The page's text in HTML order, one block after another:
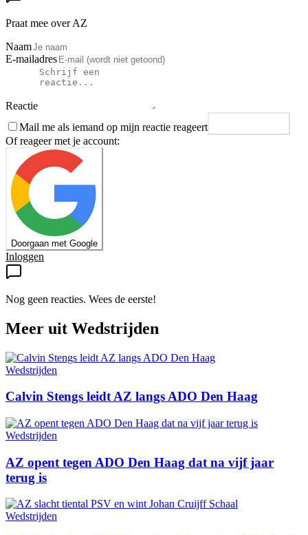
Praat mee over AZ
Naam
E-mailadres
Reactie
Mail me als iemand op mijn reactie reageert
Of reageer met je account:
Doorgaan met Google
Inloggen
Nog geen reacties. Wees de eerste!
Meer uit Wedstrijden
Wedstrijden
Calvin Stengs leidt AZ langs ADO Den Haag
Wedstrijden
AZ opent tegen ADO Den Haag dat na vijf jaar
terug is
Wedstrijden